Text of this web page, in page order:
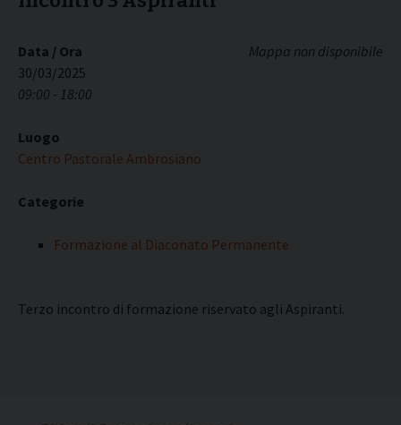
Mappa non disponibile
Data / Ora
30/03/2025
09:00 - 18:00
Luogo
Centro Pastorale Ambrosiano
Categorie
Formazione al Diaconato Permanente
Terzo incontro di formazione riservato agli Aspiranti.